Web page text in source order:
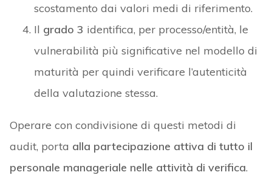
scostamento dai valori medi di riferimento.
Il grado 3 identifica, per processo/entità, le
vulnerabilità più significative nel modello di
maturità per quindi verificare l’autenticità
della valutazione stessa.
Operare con condivisione di questi metodi di
audit, porta alla partecipazione attiva di tutto il
personale manageriale nelle attività di verifica.